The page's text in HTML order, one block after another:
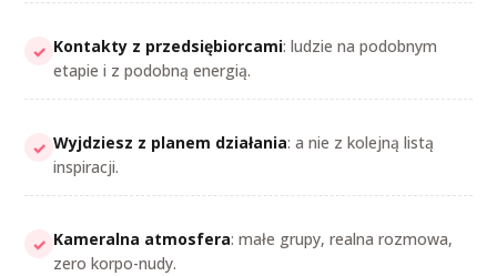
✓ Kontakty z przedsiębiorcami: ludzie na podobnym
etapie i z podobną energią.
✓ Wyjdziesz z planem działania: a nie z kolejną listą
inspiracji.
✓ Kameralna atmosfera: małe grupy, realna rozmowa,
zero korpo-nudy.